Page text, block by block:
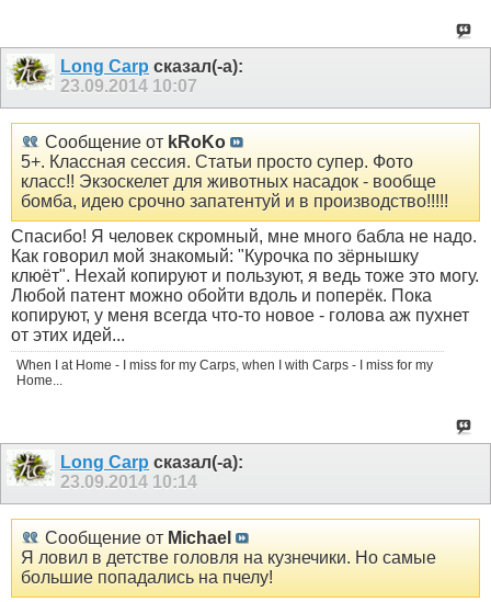
Long Carp сказал(-а):
23.09.2014 10:07
Сообщение от kRoKo
5+. Классная сессия. Статьи просто супер. Фото
класс!! Экзоскелет для животных насадок - вообще
бомба, идею срочно запатентуй и в производство!!!!!
Спасибо! Я человек скромный, мне много бабла не надо.
Как говорил мой знакомый: "Курочка по зёрнышку
клюёт". Нехай копируют и пользуют, я ведь тоже это могу.
Любой патент можно обойти вдоль и поперёк. Пока
копируют, у меня всегда что-то новое - голова аж пухнет
от этих идей...
When I at Home - I miss for my Carps, when I with Carps - I miss for my
Home...
Long Carp сказал(-а):
23.09.2014 10:14
Сообщение от Michael
Я ловил в детстве головля на кузнечики. Но самые
большие попадались на пчелу!